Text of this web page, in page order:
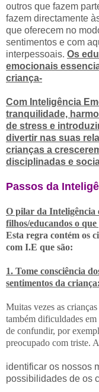
outros que fazem
fazem directamente
que oferecem no
sentimentos e com
interpessoais. Os
emocionais
criança-
Com Inteligência
tranquilidade,
de stress e
divertir nas suas
crianças a
disciplinadas e
Passos da
O pilar da Inteligência
filhos/educandos o
Esta regra contém os
com I.E que são:
1. Tome consciência
sentimentos da criança:
Muitas vezes as
também dificuldades em
de confundir, por
preocupado com triste.
identificar os nossos
possibilidades de os